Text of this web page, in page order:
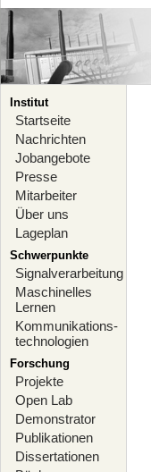
Institut
Startseite
Nachrichten
Jobangebote
Presse
Mitarbeiter
Über uns
Lageplan
Schwerpunkte
Signalverarbeitung
Maschinelles
Lernen
Kommunikations-
technologien
Forschung
Projekte
Open Lab
Demonstrator
Publikationen
Dissertationen